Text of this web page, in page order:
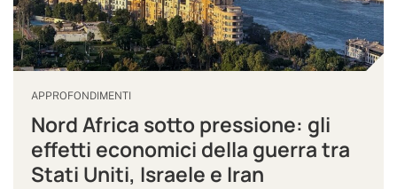
APPROFONDIMENTI
Nord Africa sotto pressione: gli
effetti economici della guerra tra
Stati Uniti, Israele e Iran